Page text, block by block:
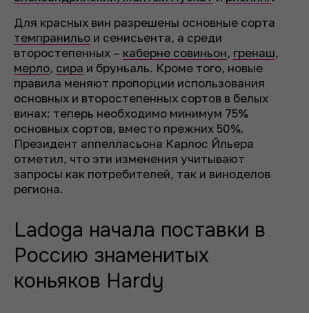
Для красных вин разрешены основные сорта
темпранильо и сениcьента, а среди
второстепенных – каберне совиньон, гренаш,
мерло, сира и бруньаль. Кроме того, новые
правила меняют пропорции использования
основных и второстепенных сортов в белых
винах: теперь необходимо минимум 75%
основных сортов, вместо прежних 50%.
Президент аппелласьона Карлос Йльера
отметил, что эти изменения учитывают
запросы как потребителей, так и виноделов
региона.
Ladoga начала поставки в
Россию знаменитых
коньяков Hardy